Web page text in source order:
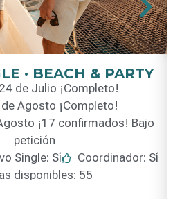
· BEACH & PARTY
de Julio ¡Completo!
Agosto ¡Completo!
¡17 confirmados! Bajo
petición
Single: Sí
Coordinador: Sí
disponibles: 55